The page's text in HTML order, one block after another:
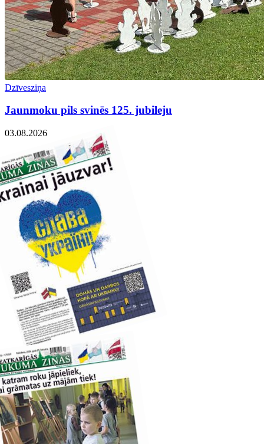
Dzīvesziņa
Jaunmoku pils svinēs 125. jubileju
03.08.2026